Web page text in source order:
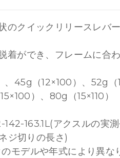
のクイックリリースレバ
着ができ、フレームに合
、45g（12×100）、52g（
）、80g（15×110）
142-163.1L(アクスルの実
ジ切りの長さ)
モデルや年式により異な